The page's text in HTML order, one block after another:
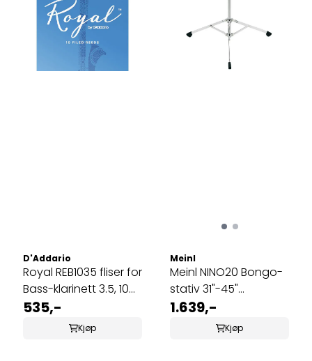
D'Addario
Royal REB1035 fliser for
Bass-klarinett 3.5, 10
stk
535,-
Kjøp
Meinl
Meinl NINO20 Bongo-
stativ 31"-45"
Forkrommet stål
1.639,-
Kjøp